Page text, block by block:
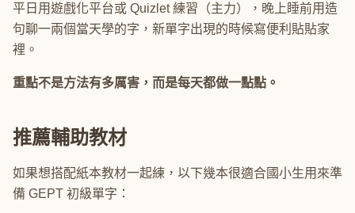
平日用遊戲化平台或 Quizlet 練習（主力），晚上睡前用造
句聊一兩個當天學的字，新單字出現的時候寫便利貼貼家
裡。
重點不是方法有多厲害，而是每天都做一點點。
推薦輔助教材
如果想搭配紙本教材一起練，以下幾本很適合國小生用來準
備 GEPT 初級單字：